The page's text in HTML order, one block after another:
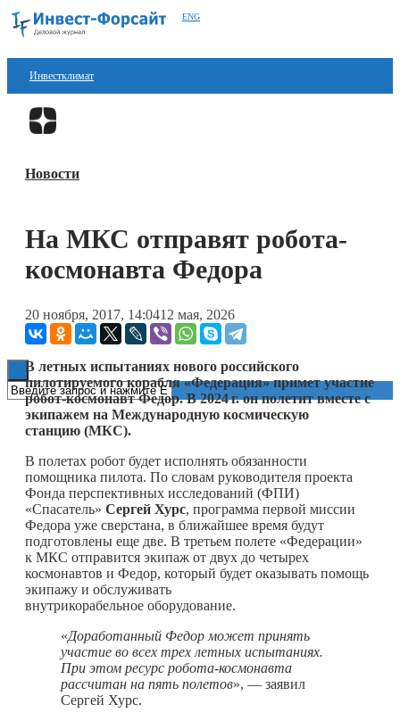
ENG
Инвестклимат
Финансы
Блокчейн
Книги
Новости
На МКС отправят робота-
космонавта Федора
20 ноября, 2017, 14:0412 мая, 2026
В летных испытаниях нового российского
пилотируемого корабля «Федерация» примет участие
робот-космонавт Федор. В2024 г.он полетит вместе с
экипажем на Международную космическую
станцию (МКС).
В полетах робот будет исполнять обязанности
помощника пилота. По словам руководителя проекта
Фонда перспективных исследований (ФПИ)
«Спасатель» Сергей Хурс, программа первой миссии
Федора уже сверстана, в ближайшее время будут
подготовлены еще две. В третьем полете «Федерации»
к МКС отправится экипаж от двух до четырех
космонавтов и Федор, который будет оказывать помощь
экипажу и обслуживать
внутрикорабельное оборудование.
«Доработанный Федор может принять
участие во всех трех летных испытаниях.
При этом ресурс робота-космонавта
рассчитан на пять полетов», — заявил
Сергей Хурс.